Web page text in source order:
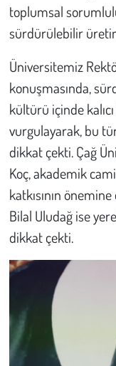
toplumsal
sürdürülebilir
Üniversitemiz
konuşmasında,
kültürü içinde
vurgulayarak, bu
dikkat çekti. Çağ
Koç, akademik
katkısının
Bilal Uludağ ise
dikkat çekti.